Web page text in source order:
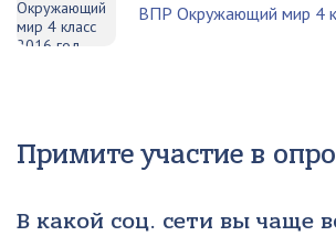
ВПР Окружающий мир 4
Примите участие в
В какой соц. сети вы чаще